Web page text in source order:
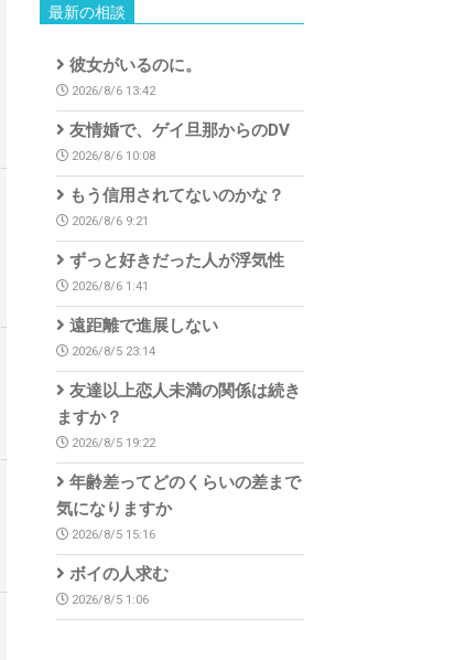
最新の相談
彼女がいるのに。
2026/8/6 13:42
友情婚で、ゲイ旦那からのDV
2026/8/6 10:08
もう信用されてないのかな？
2026/8/6 9:21
ずっと好きだった人が浮気性
2026/8/6 1:41
遠距離で進展しない
2026/8/5 23:14
友達以上恋人未満の関係は続き
ますか？
2026/8/5 19:22
年齢差ってどのくらいの差まで
気になりますか
2026/8/5 15:16
ボイの人求む
2026/8/5 1:06